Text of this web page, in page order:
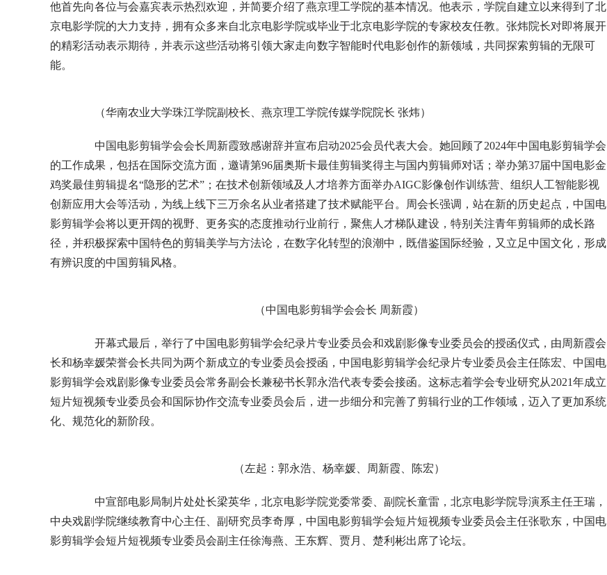
他首先向各位与会嘉宾表示热烈欢迎，并简要介绍了燕京理工学院的基本情况。他表示，学院自建立以来得到了北
京电影学院的大力支持，拥有众多来自北京电影学院或毕业于北京电影学院的专家校友任教。张炜院长对即将展开
的精彩活动表示期待，并表示这些活动将引领大家走向数字智能时代电影创作的新领域，共同探索剪辑的无限可
能。
（华南农业大学珠江学院副校长、燕京理工学院传媒学院院长 张炜）
中国电影剪辑学会会长周新霞致感谢辞并宣布启动2025会员代表大会。她回顾了2024年中国电影剪辑学会
的工作成果，包括在国际交流方面，邀请第96届奥斯卡最佳剪辑奖得主与国内剪辑师对话；举办第37届中国电影金
鸡奖最佳剪辑提名“隐形的艺术”；在技术创新领域及人才培养方面举办AIGC影像创作训练营、组织人工智能影视
创新应用大会等活动，为线上线下三万余名从业者搭建了技术赋能平台。周会长强调，站在新的历史起点，中国电
影剪辑学会将以更开阔的视野、更务实的态度推动行业前行，聚焦人才梯队建设，特别关注青年剪辑师的成长路
径，并积极探索中国特色的剪辑美学与方法论，在数字化转型的浪潮中，既借鉴国际经验，又立足中国文化，形成
有辨识度的中国剪辑风格。
（中国电影剪辑学会会长 周新霞）
开幕式最后，举行了中国电影剪辑学会纪录片专业委员会和戏剧影像专业委员会的授函仪式，由周新霞会
长和杨幸媛荣誉会长共同为两个新成立的专业委员会授函，中国电影剪辑学会纪录片专业委员会主任陈宏、中国电
影剪辑学会戏剧影像专业委员会常务副会长兼秘书长郭永浩代表专委会接函。这标志着学会专业研究从2021年成立
短片短视频专业委员会和国际协作交流专业委员会后，进一步细分和完善了剪辑行业的工作领域，迈入了更加系统
化、规范化的新阶段。
（左起：郭永浩、杨幸媛、周新霞、陈宏）
中宣部电影局制片处处长梁英华，北京电影学院党委常委、副院长童雷，北京电影学院导演系主任王瑞，
中央戏剧学院继续教育中心主任、副研究员李奇厚，中国电影剪辑学会短片短视频专业委员会主任张歌东，中国电
影剪辑学会短片短视频专业委员会副主任徐海燕、王东辉、贾月、楚利彬出席了论坛。